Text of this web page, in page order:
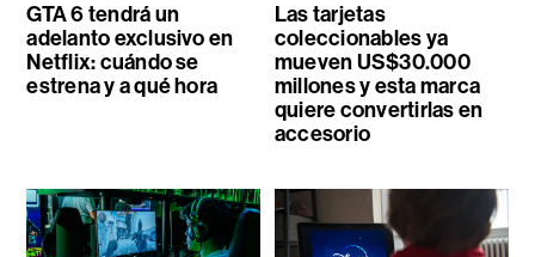
GTA 6 tendrá un
adelanto exclusivo en
Netflix: cuándo se
estrena y a qué hora
Las tarjetas
coleccionables ya
mueven US$30.000
millones y esta marca
quiere convertirlas en
accesorio